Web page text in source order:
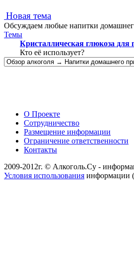
Новая тема
Обсуждаем любые напитки
Темы
Кристаллическая глюкоза для
Кто её использует?
О Проекте
Сотрудничество
Размещение информации
Ограничение ответственности
Контакты
2009-2012г. © Алкоголь.Су -
Условия использования информации